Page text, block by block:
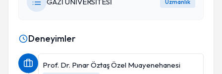
Uzmanlık
Deneyimler
Prof. Dr. Pınar Öztaş Özel Muayenehanesi